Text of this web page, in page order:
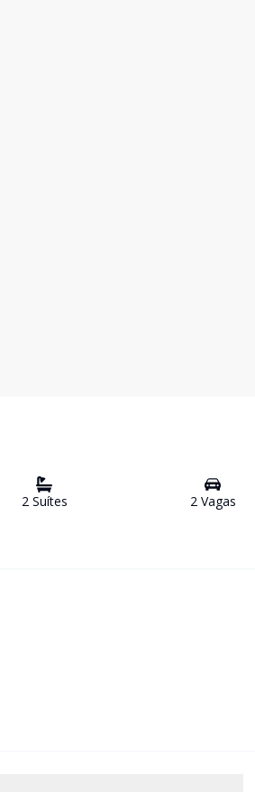
2Suítes 2Vagas